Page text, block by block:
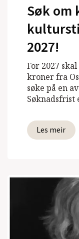
Søk om
2027!
For 2027
kroner fra
søke på en
Søknadsfrist
Les meir